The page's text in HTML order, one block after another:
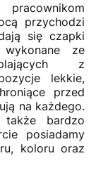
przychodzi
się czapki
ze
z
lekkie,
przed
na każdego.
bardzo
posiadamy
koloru oraz